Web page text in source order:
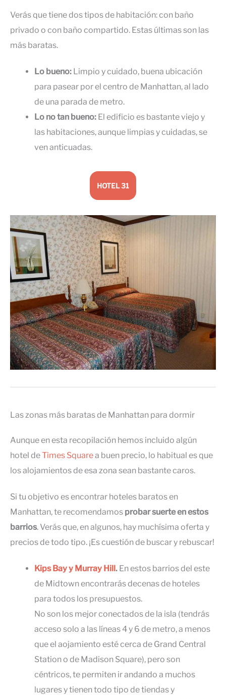
Verás que tiene dos tipos de habitación: con baño
privado o con baño compartido. Estas últimas son las
más baratas.
Lo bueno: Limpio y cuidado, buena ubicación
para pasear por el centro de Manhattan, al lado
de una parada de metro.
Lo no tan bueno: El edificio es bastante viejo y
las habitaciones, aunque limpias y cuidadas, se
ven anticuadas.
HOTEL 31
Las zonas más baratas de Manhattan para dormir
Aunque en esta recopilación hemos incluido algún
hotel deTimes Squarea buen precio, lo habitual es que
los alojamientos de esa zona sean bastante caros.
Si tu objetivo es encontrar hoteles baratos en
Manhattan, te recomendamos probar suerte en estos
barrios. Verás que, en algunos, hay muchísima oferta y
precios de todo tipo. ¡Es cuestión de buscar y rebuscar!
Kips Bay y Murray Hill. En estos barrios del este
de Midtown encontrarás decenas de hoteles
para todos los presupuestos.
No son los mejor conectados de la isla (tendrás
acceso solo a las líneas 4 y 6 de metro, a menos
que el aojamiento esté cerca de Grand Central
Station o de Madison Square), pero son
céntricos, te permiten ir andando a muchos
lugares y tienen todo tipo de tiendas y